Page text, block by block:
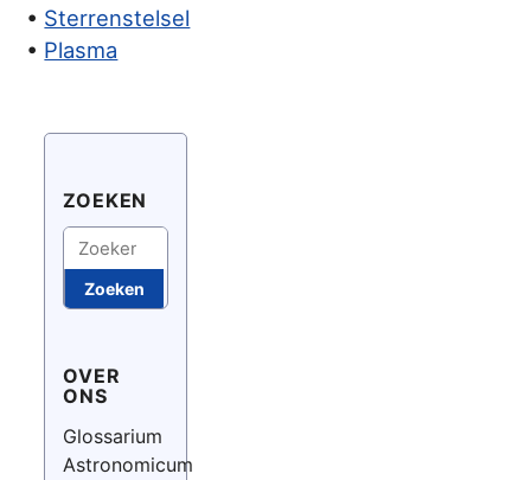
• Sterrenstelsel
• Plasma
ZOEKEN
Zoeken
Zoeken
OVER
ONS
Glossarium
Astronomicum